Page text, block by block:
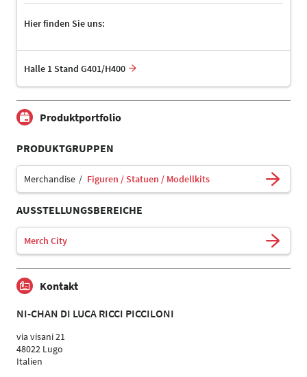
Hier finden Sie uns:
Halle 1 Stand G401/H400
Produktportfolio
PRODUKTGRUPPEN
Merchandise Figuren / Statuen / Modellkits
AUSSTELLUNGSBEREICHE
Merch City
Kontakt
NI-CHAN DI LUCA RICCI PICCILONI
via visani 21
48022 Lugo
Italien